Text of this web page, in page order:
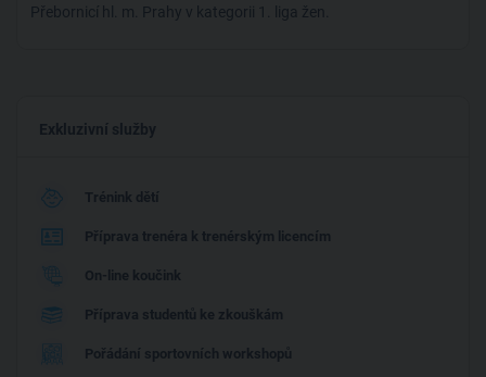
příliš nevěděli rady s nácvikem různých akrobatických prvků a
Gymnastika je základem i dalších sportů a proto působím jako
lektorka i v jiných sportech, kde chtějí mít kvalitní akrobatické
základy (atletika, aerobic, fitness, golf, hokej, cheerleaders,...).
Výukové workshopy pořádám buď v hale Gympry nebo jezdím v
Nežiju ale jen gymnastikou, mám ráda pobyty v přírodě a už
Přebornicí hl. m. Prahy v kategorii 1. liga žen.
Exkluzivní služby
Trénink dětí
Příprava trenéra k trenérským licencím
On-line koučink
Příprava studentů ke zkouškám
Pořádání sportovních workshopů